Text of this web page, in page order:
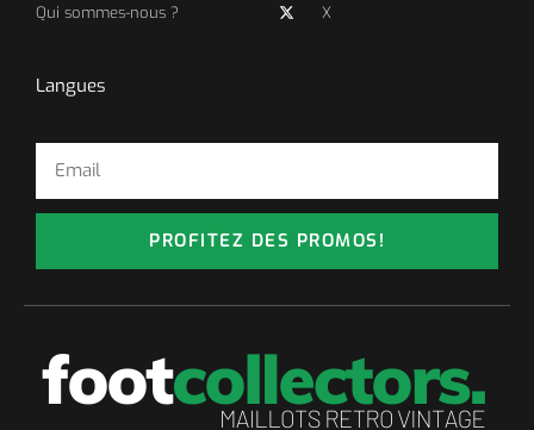
Qui sommes-nous ?
X
Langues
PROFITEZ DES PROMOS!